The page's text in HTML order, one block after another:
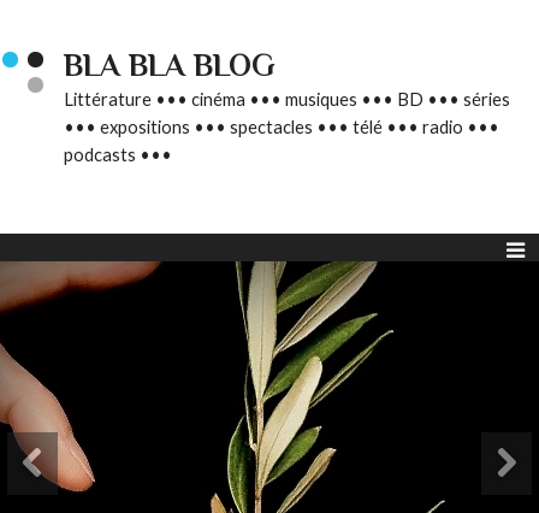
BLA BLA BLOG
Littérature ••• cinéma ••• musiques ••• BD ••• séries
••• expositions ••• spectacles ••• télé ••• radio •••
podcasts •••